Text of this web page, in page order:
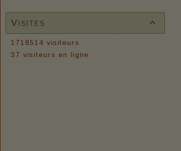

Visites
1718514 visiteurs
37 visiteurs en ligne